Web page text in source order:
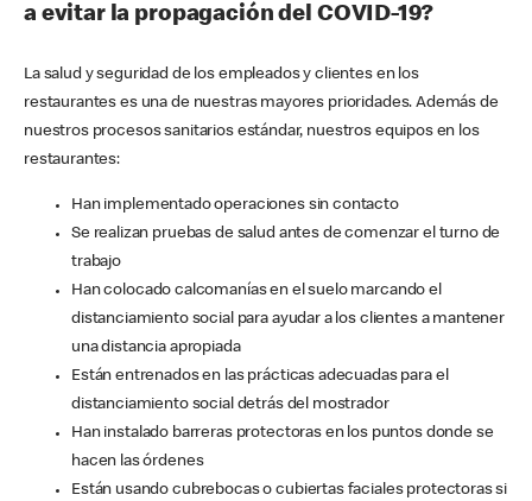
a evitar la propagación del COVID-19?
La salud y seguridad de los empleados y clientes en los
restaurantes es una de nuestras mayores prioridades. Además de
nuestros procesos sanitarios estándar, nuestros equipos en los
restaurantes:
Han implementado operaciones sin contacto
Se realizan pruebas de salud antes de comenzar el turno de
trabajo
Han colocado calcomanías en el suelo marcando el
distanciamiento social para ayudar a los clientes a mantener
una distancia apropiada
Están entrenados en las prácticas adecuadas para el
distanciamiento social detrás del mostrador
Han instalado barreras protectoras en los puntos donde se
hacen las órdenes
Están usando cubrebocas o cubiertas faciales protectoras si